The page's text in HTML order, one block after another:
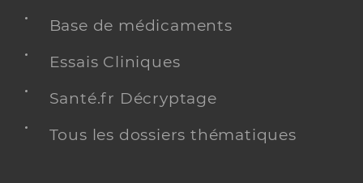
Base de médicaments
Essais Cliniques
Santé.fr Décryptage
Tous les dossiers thématiques